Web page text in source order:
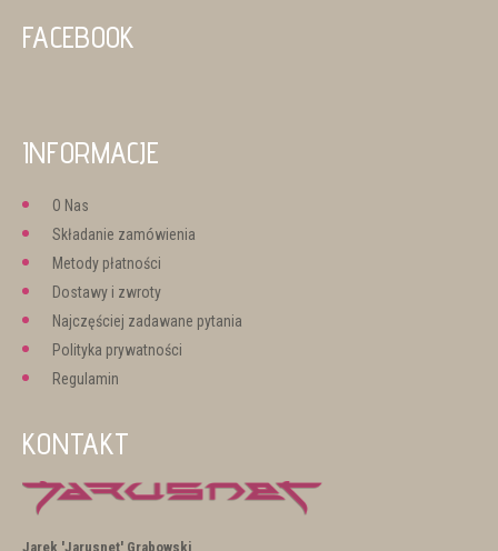
FACEBOOK
INFORMACJE
O Nas
Składanie zamówienia
Metody płatności
Dostawy i zwroty
Najczęściej zadawane pytania
Polityka prywatności
Regulamin
KONTAKT
Jarek 'Jarusnet' Grabowski